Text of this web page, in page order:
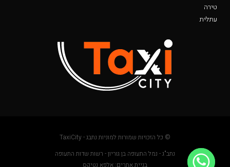
טירה
עתלית
© כל הזכויות שמורות למוניות נתבג - TaxiCity
נתב"ג - נמל התעופה בן גוריון - רשות שדות התעופה
בניית אתרים: אלפא נטיקס